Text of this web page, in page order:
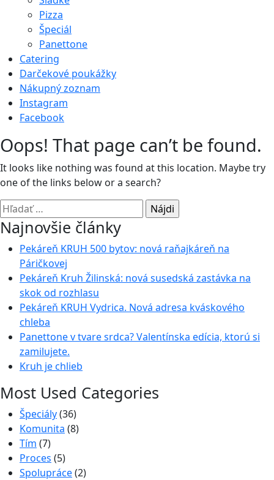
Pizza
Špeciál
Panettone
Catering
Darčekové poukážky
Nákupný zoznam
Instagram
Facebook
Oops! That page can’t be found.
It looks like nothing was found at this location. Maybe try
one of the links below or a search?
Hľadať:
Najnovšie články
Pekáreň KRUH 500 bytov: nová raňajkáreň na
Páričkovej
Pekáreň Kruh Žilinská: nová susedská zastávka na
skok od rozhlasu
Pekáreň KRUH Vydrica. Nová adresa kváskového
chleba
Panettone v tvare srdca? Valentínska edícia, ktorú si
zamilujete.
Kruh je chlieb
Most Used Categories
Špeciály(36)
Komunita (8)
Tím (7)
Proces (5)
Spolupráce(2)